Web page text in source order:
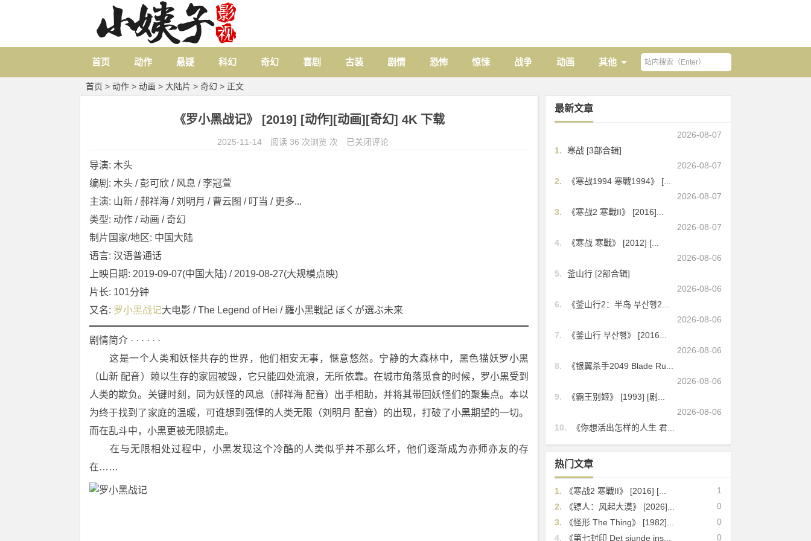
首页 动作 悬疑 科幻 奇幻 喜剧 古装 剧情 恐怖 惊悚 战争 动画 其他
首页 > 动作 > 动画 > 大陆片 > 奇幻 > 正文
《罗小黑战记》 [2019] [动作][动画][奇幻] 4K 下载
2025-11-14 阅读 36 次浏览 次 已关闭评论
导演: 木头
编剧: 木头 / 彭可欣 / 风息 / 李冠萱
主演: 山新 / 郝祥海 / 刘明月 / 曹云图 / 叮当 / 更多...
类型: 动作 / 动画 / 奇幻
制片国家/地区: 中国大陆
语言: 汉语普通话
上映日期: 2019-09-07(中国大陆) / 2019-08-27(大规模点映)
片长: 101分钟
又名: 罗小黑战记大电影 / The Legend of Hei / 羅小黒戦記 ぼくが選ぶ未来
剧情简介 · · · · · ·
这是一个人类和妖怪共存的世界，他们相安无事，惬意悠然。宁静的大森林中，黑色猫妖罗小黑
（山新 配音）赖以生存的家园被毁，它只能四处流浪，无所依靠。在城市角落觅食的时候，罗小黑受到
人类的欺负。关键时刻，同为妖怪的风息（郝祥海 配音）出手相助，并将其带回妖怪们的聚集点。本以
为终于找到了家庭的温暖，可谁想到强悍的人类无限（刘明月 配音）的出现，打破了小黑期望的一切。
而在乱斗中，小黑更被无限掳走。
在与无限相处过程中，小黑发现这个冷酷的人类似乎并不那么坏，他们逐渐成为亦师亦友的存
在……
最新文章
2026-08-07
1.
寒战 [3部合辑]
2026-08-07
2.
《寒战1994 寒戰1994》 [...
2026-08-07
3.
《寒战2 寒戰II》 [2016]...
2026-08-07
4.
《寒战 寒戰》 [2012] [...
2026-08-06
5.
釜山行 [2部合辑]
2026-08-06
6.
《釜山行2：半岛 부산행2...
2026-08-06
7.
《釜山行 부산행》 [2016...
2026-08-06
8.
《银翼杀手2049 Blade Ru...
2026-08-06
9.
《霸王别姬》 [1993] [剧...
2026-08-06
10.
《你想活出怎样的人生 君...
热门文章
1
1.
《寒战2 寒戰II》 [2016] [...
0
2.
《镖人：风起大漠》 [2026]...
0
3.
《怪形 The Thing》 [1982]...
0
4. 《第七封印 Det sjunde ins...